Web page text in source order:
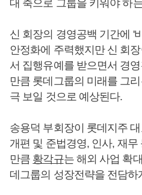
대 축으로 그룹을 키워야 하
신 회장의 경영공백 기간에 '
안정화에 주력했지만 신 회
서 집행유예를 받으면서 경
만큼 롯데그룹의 미래를 그
극 보일 것으로 예상된다.
송용덕 부회장이 롯데지주
개편 및 준법경영, 인사, 재
만큼 황각규는 해외 사업 확
데그룹의 성장전략을 전담하